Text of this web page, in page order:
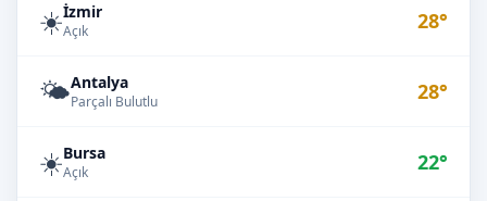
☀️İzmir
Açık 28°
🌤️Antalya
Parçalı Bulutlu 28°
☀️Bursa
Açık 22°